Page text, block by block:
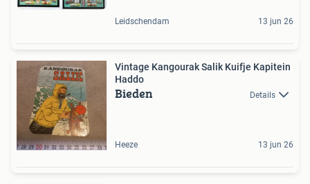
Leidschendam 13 jun 26
Vintage Kangourak Salik Kuifje Kapitein
Haddo
Bieden Details
Heeze 13 jun 26